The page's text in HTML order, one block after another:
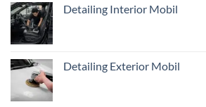
Pentingnya
dari
Detailing Interior Mobil
Detailing Exterior Mobil